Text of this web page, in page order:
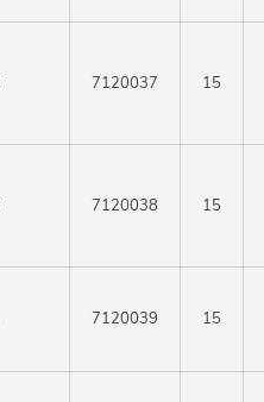
7120037 15
7120038 15
7120039 15